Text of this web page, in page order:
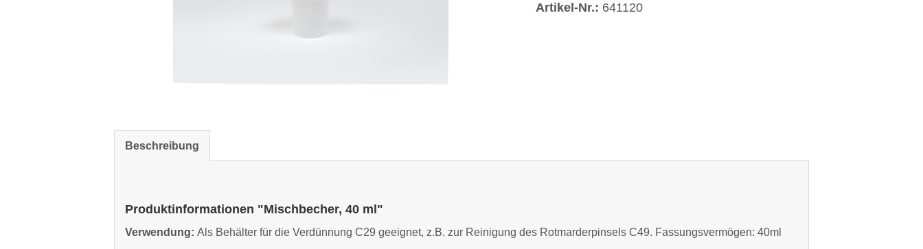
Artikel-Nr.: 641120
Beschreibung
Produktinformationen "Mischbecher, 40 ml"
Verwendung: Als Behälter für die Verdünnung C29 geeignet, z.B. zur Reinigung des Rotmarderpinsels C49. Fassungsvermögen: 40ml